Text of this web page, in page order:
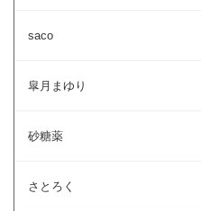
saco
皐月まゆり
砂糖薬
さとろく